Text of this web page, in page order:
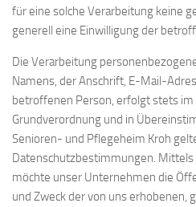
für eine solche Verarbeitung keine
generell eine Einwilligung der
Die Verarbeitung
Namens, der Anschrift, E-Mail-
betroffenen Person, erfolgt stets
Grundverordnung und in
Senioren- und Pflegeheim Kroh
Datenschutzbestimmungen.
möchte unser Unternehmen die
und Zweck der von uns erhobenen,